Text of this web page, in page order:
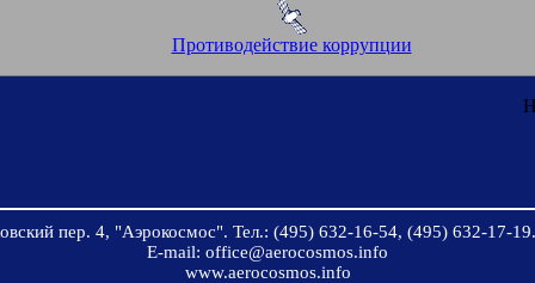
Противодействие коррупции
пер. 4, "Аэрокосмос". Тел.: (495) 632-16-54, (495) 632-17-
E-mail: office@aerocosmos.info
www.aerocosmos.info